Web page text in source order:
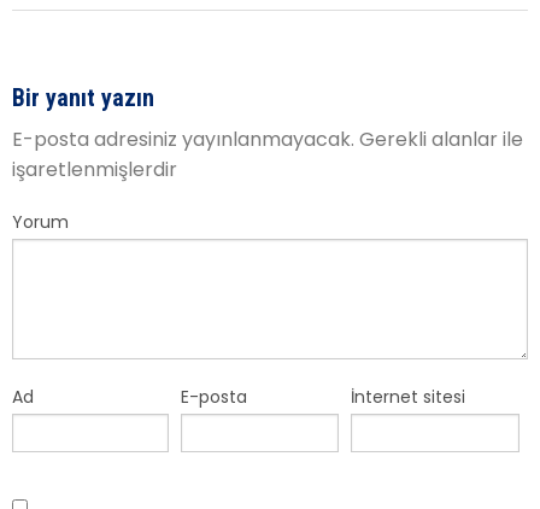
Bir yanıt yazın
E-posta adresiniz yayınlanmayacak. Gerekli alanlar ile
işaretlenmişlerdir
Yorum
Ad E-posta İnternet sitesi